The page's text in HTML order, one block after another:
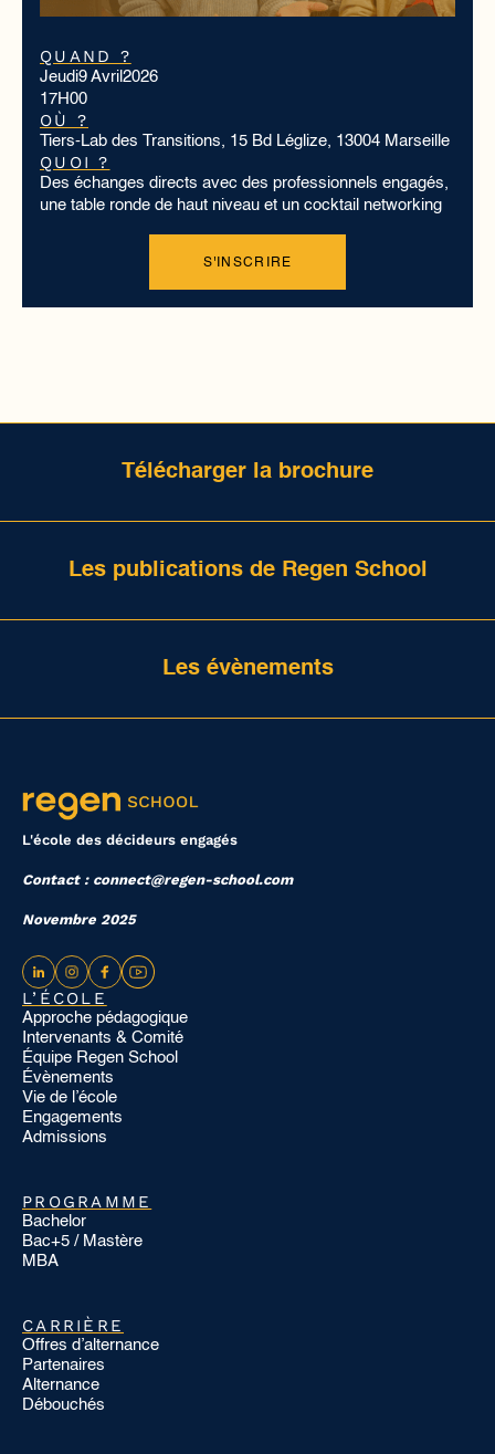
QUAND ?
Jeudi9 Avril 2026
17H00
OÙ ?
Tiers-Lab des Transitions, 15 Bd Léglize, 13004 Marseille
QUOI ?
Des échanges directs avec des professionnels engagés,
une table ronde de haut niveau et un cocktail networking
S'INSCRIRE
Télécharger la brochure
Les publications de Regen School
Les évènements
L'école des décideurs engagés
Contact : connect@regen-school.com
Novembre 2025
L’ÉCOLE
Approche pédagogique
Intervenants & Comité
Équipe Regen School
Évènements
Vie de l’école
Engagements
Admissions
PROGRAMME
Bachelor
Bac+5 / Mastère
MBA
CARRIÈRE
Offres d’alternance
Partenaires
Alternance
Débouchés